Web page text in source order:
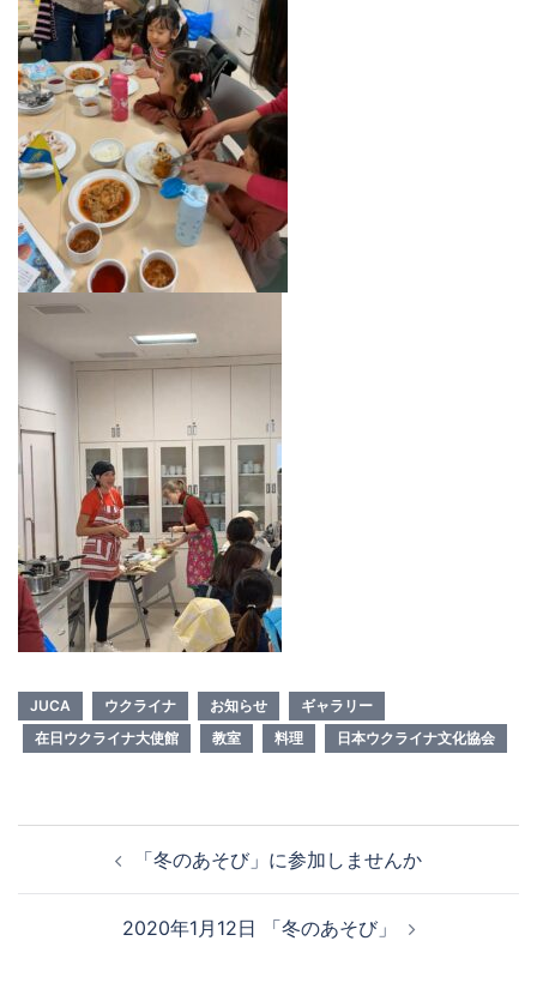
JUCA ウクライナ お知らせ
ギャラリー
在日ウクライナ大使館
教室 料理 日本ウクライナ文化協会
ナ
「冬のあそび」に参加しませんか
2020年1月12日 「冬のあそび」